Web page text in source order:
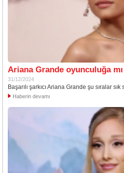
Ariana Grande oyunculuğa
31/12/2024
Başarılı şarkıcı Ariana Grande şu sıralar sık
Haberin devamı